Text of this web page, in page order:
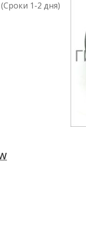
1-2 дня)